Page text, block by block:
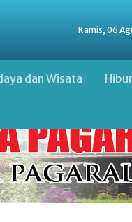
Kamis, 06
dan Wisata